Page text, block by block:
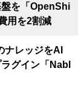
を「OpenShi
用を2割減
レッジをAI
グイン「Nabl